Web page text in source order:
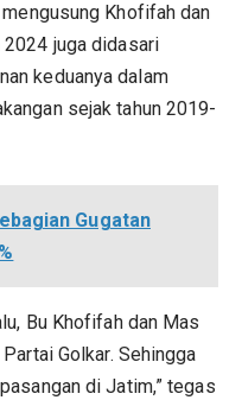
Khofifah dan
juga didasari
keduanya dalam
sejak tahun 2019-
Gugatan
Bu Khofifah dan Mas
Golkar. Sehingga
di Jatim,” tegas